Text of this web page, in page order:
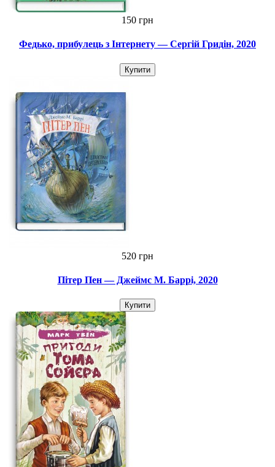
150 грн
Федько, прибулець з Інтернету — Сергій Гридін, 2020
Купити
520 грн
Пітер Пен — Джеймс М. Баррі, 2020
Купити